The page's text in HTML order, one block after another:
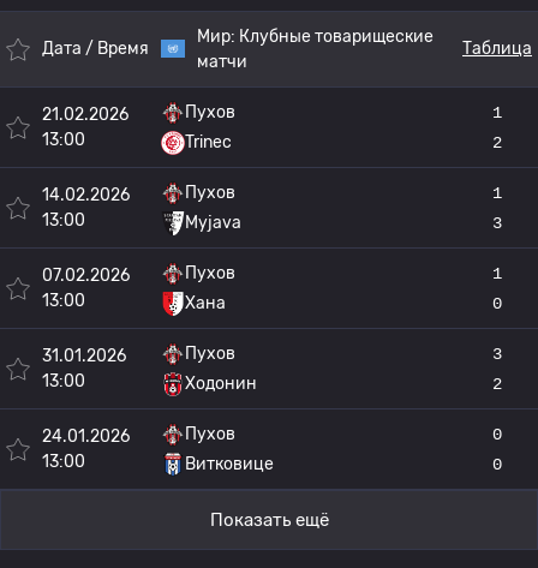
Дата / Время
Мир: Клубные товарищеские
матчи
Таблица
21.02.2026
13:00
Пухов
Trinec
1
2
14.02.2026
13:00
Пухов
Myjava
1
3
07.02.2026
13:00
Пухов
Хана
1
0
31.01.2026
13:00
Пухов
Ходонин
3
2
24.01.2026
13:00
Пухов
Витковице
0
0
Показать ещё